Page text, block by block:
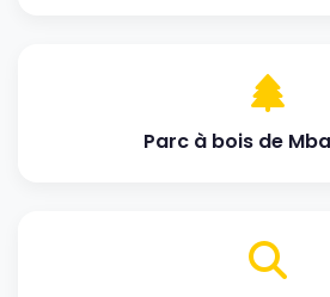
Parc à bois de